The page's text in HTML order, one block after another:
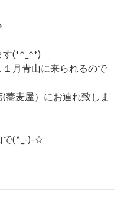
す(*^_^*)
月青山に来られるので
蕎麦屋）にお連れ致しま
で(^_-)-☆